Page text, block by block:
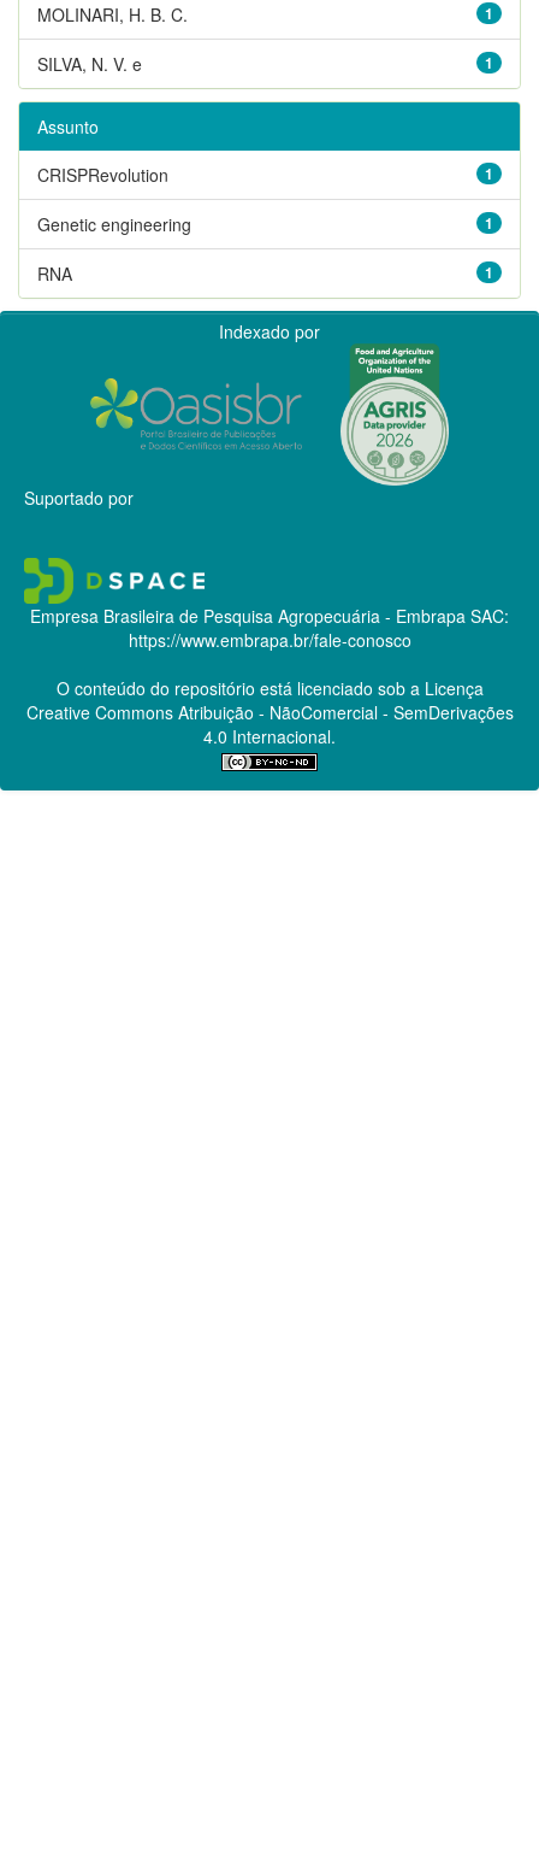
1
MOLINARI, H. B. C.
1
SILVA, N. V. e
Assunto
1
CRISPRevolution
1
Genetic engineering
1
RNA
Indexado por
Suportado por
Empresa Brasileira de Pesquisa Agropecuária - Embrapa SAC:
https://www.embrapa.br/fale-conosco
O conteúdo do repositório está licenciado sob a Licença
Creative CommonsAtribuição - NãoComercial - SemDerivações
4.0 Internacional.